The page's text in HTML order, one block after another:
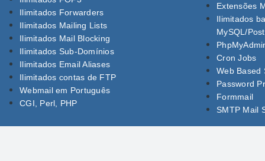
Ilimitados Forwarders
Ilimitados Mailing Lists
Ilimitados Mail Blocking
Ilimitados Sub-Domínios
Ilimitados Email Aliases
Ilimitados contas de FTP
Webmail em Português
CGI, Perl, PHP
Extensões
Ilimitados
MySQL/
Cron Jobs
Web Based
Password
Formmail
SMTP Mail